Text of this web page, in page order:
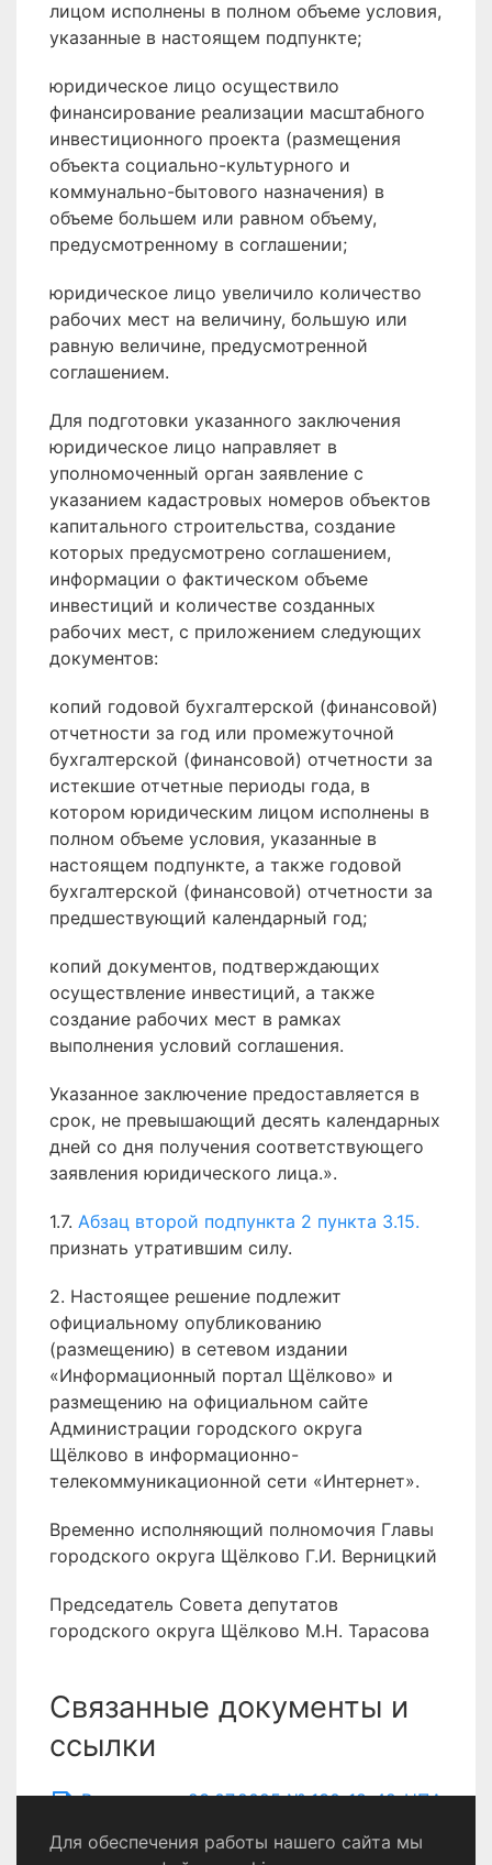
лицом исполнены в полном объеме условия,
указанные в настоящем подпункте;
юридическое лицо осуществило
финансирование реализации масштабного
инвестиционного проекта (размещения
объекта социально-культурного и
коммунально-бытового назначения) в
объеме большем или равном объему,
предусмотренному в соглашении;
юридическое лицо увеличило количество
рабочих мест на величину, большую или
равную величине, предусмотренной
соглашением.
Для подготовки указанного заключения
юридическое лицо направляет в
уполномоченный орган заявление с
указанием кадастровых номеров объектов
капитального строительства, создание
которых предусмотрено соглашением,
информации о фактическом объеме
инвестиций и количестве созданных
рабочих мест, с приложением следующих
документов:
копий годовой бухгалтерской (финансовой)
отчетности за год или промежуточной
бухгалтерской (финансовой) отчетности за
истекшие отчетные периоды года, в
котором юридическим лицом исполнены в
полном объеме условия, указанные в
настоящем подпункте, а также годовой
бухгалтерской (финансовой) отчетности за
предшествующий календарный год;
копий документов, подтверждающих
осуществление инвестиций, а также
создание рабочих мест в рамках
выполнения условий соглашения.
Указанное заключение предоставляется в
срок, не превышающий десять календарных
дней со дня получения соответствующего
заявления юридического лица.».
1.7. Абзац второй подпункта 2 пункта 3.15.
признать утратившим силу.
2. Настоящее решение подлежит
официальному опубликованию
(размещению) в сетевом издании
«Информационный портал Щёлково» и
размещению на официальном сайте
Администрации городского округа
Щёлково в информационно-
телекоммуникационной сети «Интернет».
Временно исполняющий полномочия Главы
городского округа Щёлково Г.И. Верницкий
Председатель Совета депутатов
городского округа Щёлково М.Н. Тарасова
Связанные документы и
ссылки
Решение от 23.07.2025 № 130-18-42-НПА
Для обеспечения работы нашего сайта мы